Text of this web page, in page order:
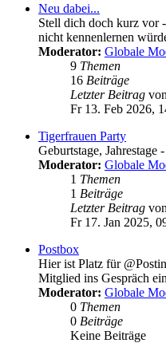
Neu dabei...
Stell dich doch kurz vor
nicht kennenlernen
Moderator: Globale
9 Themen
16 Beiträge
Letzter Beitrag von
Fr 13. Feb 2026,
Tigerfrauen Party
Geburtstage, Jahrestage
Moderator: Globale
1 Themen
1 Beiträge
Letzter Beitrag von
Fr 17. Jan 2025,
Postbox
Hier ist Platz für
Mitglied ins Gespräch
Moderator: Globale
0 Themen
0 Beiträge
Keine Beiträge